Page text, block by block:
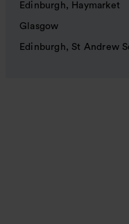
Edinburgh, Haymarket
Glasgow
Edinburgh, St Andrew